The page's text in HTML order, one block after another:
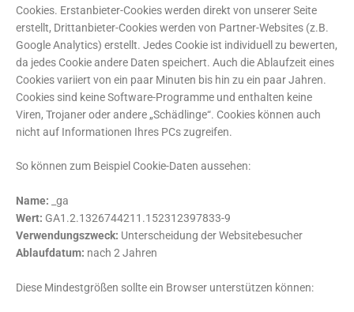
Cookies. Erstanbieter-Cookies werden direkt von unserer Seite
erstellt, Drittanbieter-Cookies werden von Partner-Websites (z.B.
Google Analytics) erstellt. Jedes Cookie ist individuell zu bewerten,
da jedes Cookie andere Daten speichert. Auch die Ablaufzeit eines
Cookies variiert von ein paar Minuten bis hin zu ein paar Jahren.
Cookies sind keine Software-Programme und enthalten keine
Viren, Trojaner oder andere „Schädlinge“. Cookies können auch
nicht auf Informationen Ihres PCs zugreifen.
So können zum Beispiel Cookie-Daten aussehen:
Name: _ga
Wert: GA1.2.1326744211.152312397833-9
Verwendungszweck: Unterscheidung der Websitebesucher
Ablaufdatum: nach 2 Jahren
Diese Mindestgrößen sollte ein Browser unterstützen können: